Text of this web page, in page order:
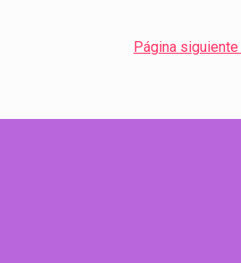
Página siguiente